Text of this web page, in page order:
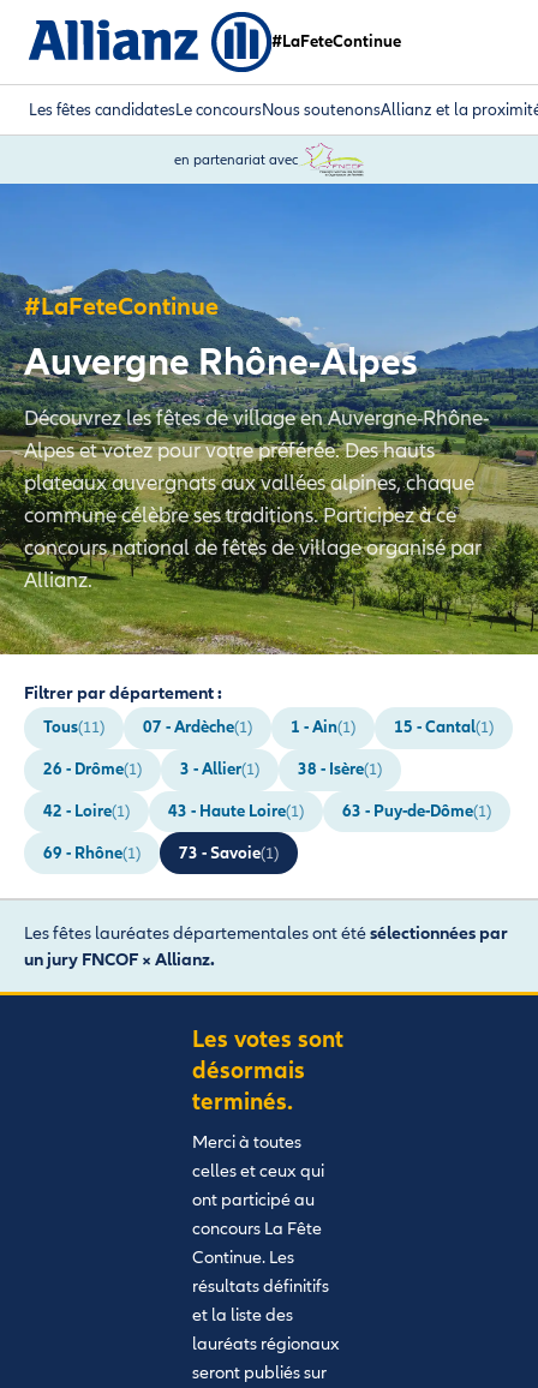
#LaFeteContinue
Les fêtes candidatesLe concoursNous soutenonsAllianz et la
en partenariat avec
#LaFeteContinue
Auvergne Rhône-Alpes
Découvrez les fêtes de village en Auvergne-Rhône-
Alpes et votez pour votre préférée. Des hauts
plateaux auvergnats aux vallées alpines, chaque
commune célèbre ses traditions. Participez à ce
concours national de fêtes de village organisé par
Allianz.
Filtrer par département :
Tous(11) 07 - Ardèche(1) 1 - Ain(1) 15 - Cantal(1)
26 - Drôme(1) 3 - Allier(1) 38 - Isère(1)
42 - Loire(1) 43 - Haute Loire(1) 63 - Puy-de-Dôme(1)
69 - Rhône(1) 73 - Savoie(1)
Les fêtes lauréates départementales ont étésélectionnées par
un jury FNCOF × Allianz.
Les votes sont
désormais
terminés.
Merci à toutes
celles et ceux qui
ont participé au
concours La Fête
Continue. Les
résultats définitifs
et la liste des
lauréats régionaux
seront publiés sur